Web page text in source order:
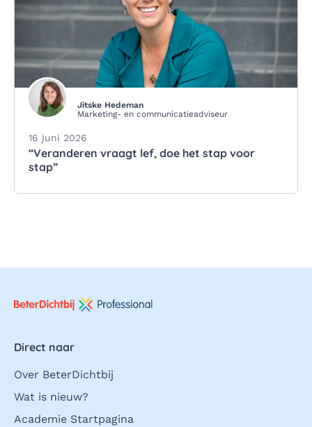
Jitske Hedeman
Marketing- en communicatieadviseur
16 juni 2026
“Veranderen vraagt lef, doe het stap voor
stap”
Direct naar
Over BeterDichtbij
Wat is nieuw?
Academie Startpagina